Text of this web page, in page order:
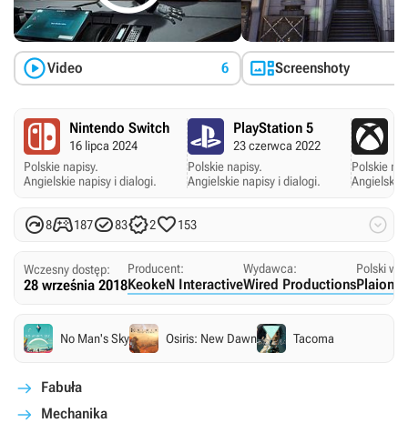
Video 6 Screenshoty
Nintendo Switch
16 lipca 2024
Polskie napisy.
Angielskie napisy i dialogi.
PlayStation 5
23 czerwca 2022
Polskie napisy.
Angielskie napisy i dialogi.
Polskie
Angielskie
8187832153 
Wczesny dostęp:
28 września 2018
Producent:
KeokeN Interactive
Wydawca:
Wired Productions
Polski
Plaion
No Man's Sky Osiris: New Dawn Tacoma
Fabuła
Mechanika